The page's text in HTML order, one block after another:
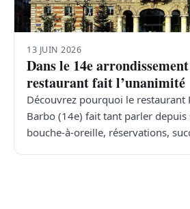
13 JUIN 2026
Dans le 14e
restaurant fait l’unanimité
Découvrez pourquoi le restaurant
Barbo (14e) fait tant parler
bouche-à-oreille, réservations,